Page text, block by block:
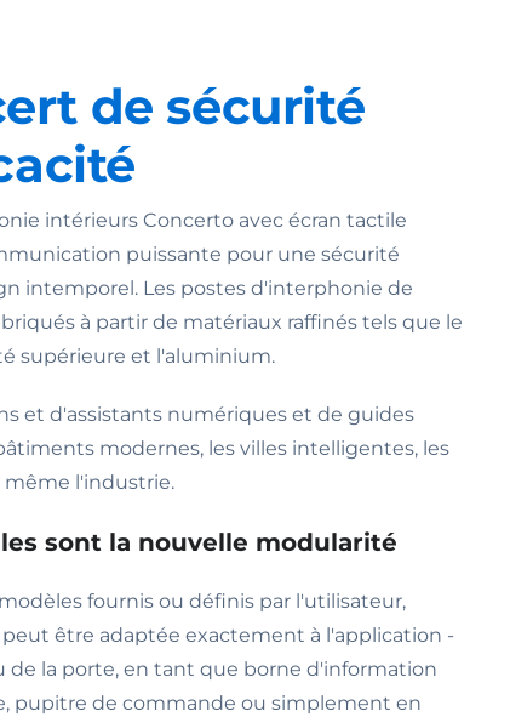
de sécurité
intérieurs Concerto avec écran tactile
puissante pour une sécurité
intemporel. Les postes d'interphonie de
à partir de matériaux raffinés tels que le
supérieure et l'aluminium.
et d'assistants numériques et de guides
modernes, les villes intelligentes, les
l'industrie.
sont la nouvelle modularité
fournis ou définis par l'utilisateur,
être adaptée exactement à l'application -
de la porte, en tant que borne d'information
pupitre de commande ou simplement en